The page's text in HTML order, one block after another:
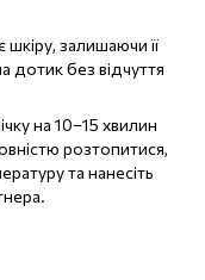
залишаючи її
дотик без відчуття
на 10–15 хвилин
розтопитися,
та нанесіть